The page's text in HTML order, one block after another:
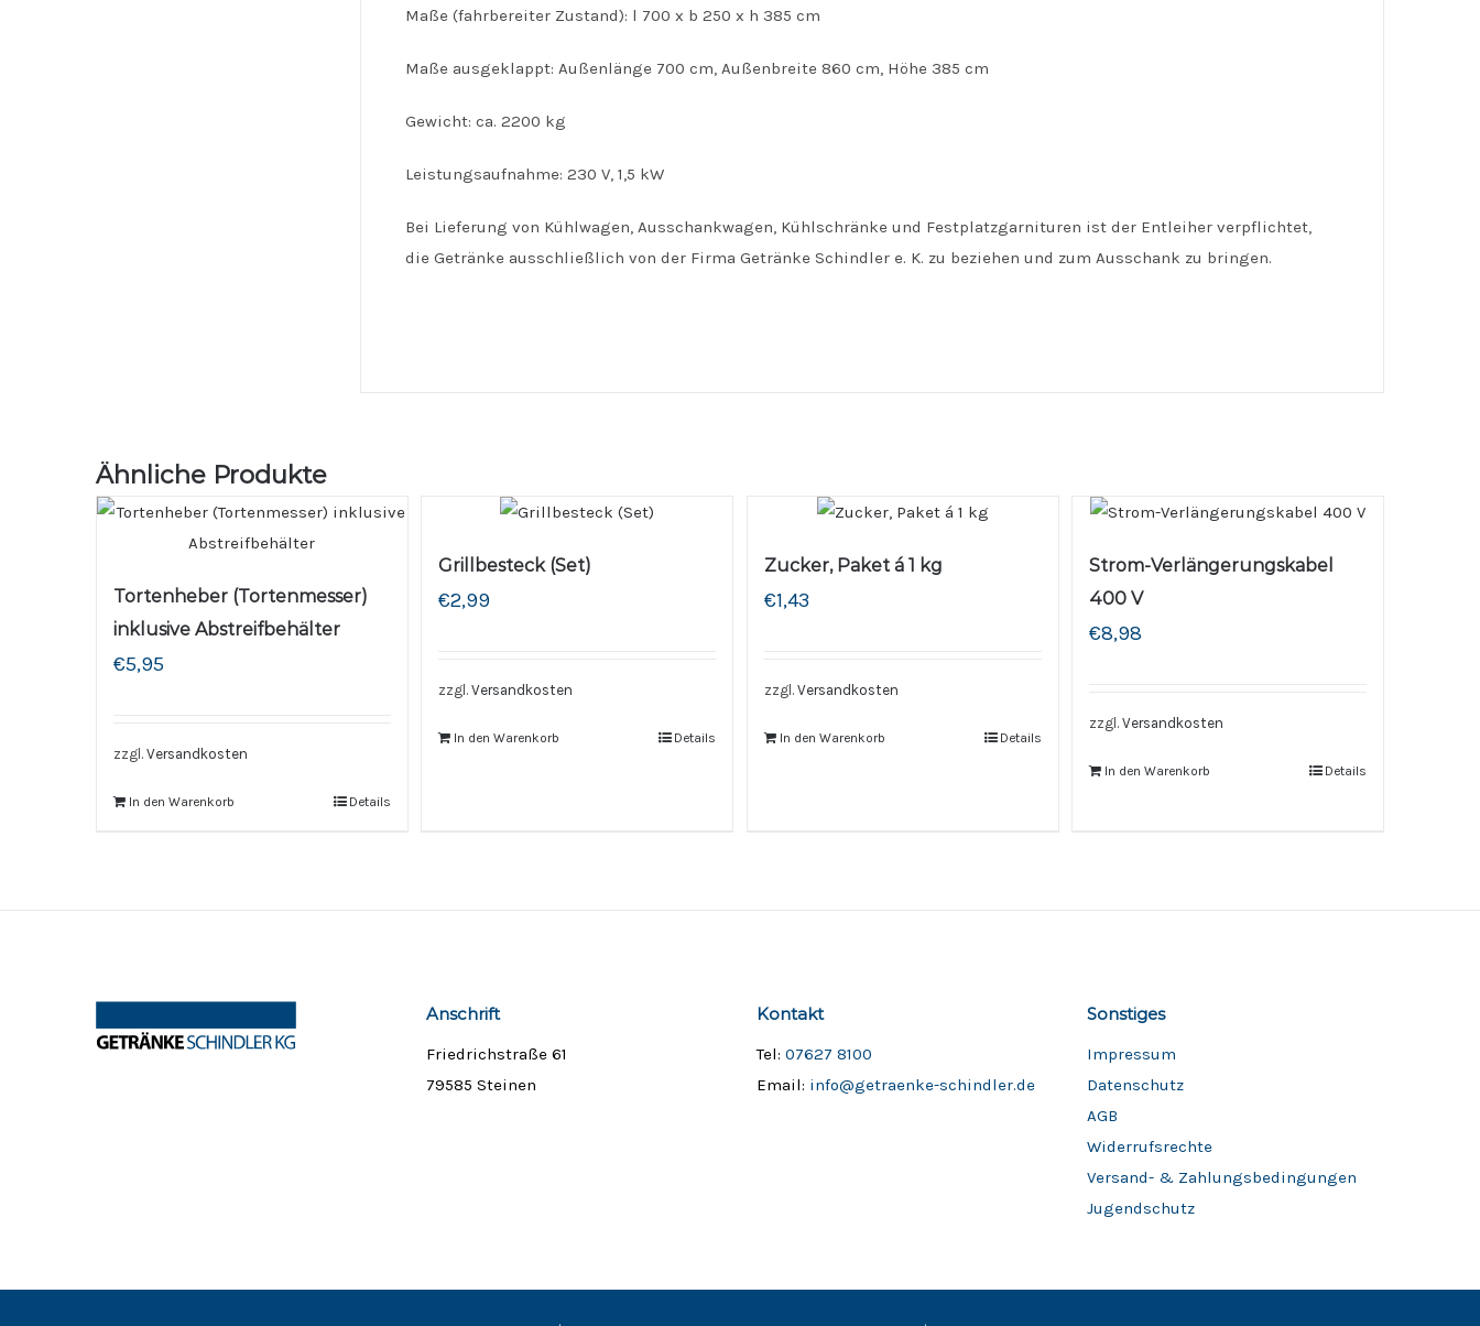
Maße (fahrbereiter Zustand): l 700 x b 250 x h 385 cm
Maße ausgeklappt: Außenlänge 700 cm, Außenbreite 860 cm, Höhe 385 cm
Gewicht: ca. 2200 kg
Leistungsaufnahme: 230 V, 1,5 kW
Bei Lieferung von Kühlwagen, Ausschankwagen, Kühlschränke und Festplatzgarnituren ist der Entleiher verpflichtet,
die Getränke ausschließlich von der Firma Getränke Schindler e. K. zu beziehen und zum Ausschank zu bringen.
Ähnliche Produkte
Tortenheber (Tortenmesser)
inklusive Abstreifbehälter
€5,95
zzgl. Versandkosten
In den Warenkorb Details
Grillbesteck (Set)
€2,99
zzgl.Versandkosten
In den Warenkorb Details
Zucker, Paket á 1 kg
€1,43
zzgl. Versandkosten
In den Warenkorb Details
Strom-Verlängerungskabel
400 V
€8,98
zzgl.Versandkosten
In den Warenkorb Details
Anschrift
Friedrichstraße 61
79585 Steinen
Kontakt
Tel: 07627 8100
Email: info@getraenke-schindler.de
Sonstiges
Impressum
Datenschutz
AGB
Widerrufsrechte
Versand- & Zahlungsbedingungen
Jugendschutz